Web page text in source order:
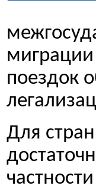
поездок
Для